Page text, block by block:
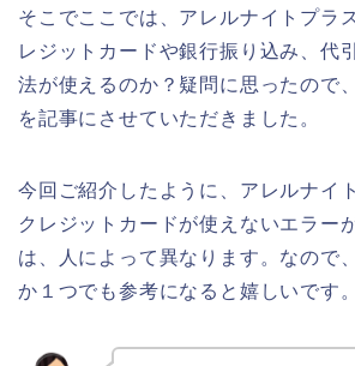
そこでここでは、アレルナイトプラ
レジットカードや銀行振り込み、代
法が使えるのか？疑問に思ったので
を記事にさせていただきました。
今回ご紹介したように、アレルナイ
クレジットカードが使えないエラー
は、人によって異なります。なので
か１つでも参考になると嬉しいです。